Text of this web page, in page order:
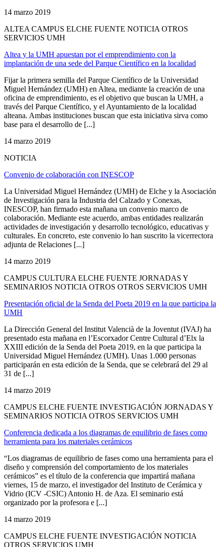
14 marzo 2019
ALTEA CAMPUS ELCHE FUENTE NOTICIA OTROS
SERVICIOS UMH
Altea y la UMH apuestan por el emprendimiento con la
implantación de una sede del Parque Científico en la localidad
Fijar la primera semilla del Parque Científico de la Universidad
Miguel Hernández (UMH) en Altea, mediante la creación de una
oficina de emprendimiento, es el objetivo que buscan la UMH, a
través del Parque Científico, y el Ayuntamiento de la localidad
alteana. Ambas instituciones buscan que esta iniciativa sirva como
base para el desarrollo de [...]
14 marzo 2019
NOTICIA
Convenio de colaboración con INESCOP
La Universidad Miguel Hernández (UMH) de Elche y la Asociación
de Investigación para la Industria del Calzado y Conexas,
INESCOP, han firmado esta mañana un convenio marco de
colaboración. Mediante este acuerdo, ambas entidades realizarán
actividades de investigación y desarrollo tecnológico, educativas y
culturales. En concreto, este convenio lo han suscrito la vicerrectora
adjunta de Relaciones [...]
14 marzo 2019
CAMPUS CULTURA ELCHE FUENTE JORNADAS Y
SEMINARIOS NOTICIA OTROS OTROS SERVICIOS UMH
Presentación oficial de la Senda del Poeta 2019 en la que participa la
UMH
La Dirección General del Institut Valencià de la Joventut (IVAJ) ha
presentado esta mañana en l’Escorxador Centre Cultural d’Elx la
XXIII edición de la Senda del Poeta 2019, en la que participa la
Universidad Miguel Hernández (UMH). Unas 1.000 personas
participarán en esta edición de la Senda, que se celebrará del 29 al
31 de [...]
14 marzo 2019
CAMPUS ELCHE FUENTE INVESTIGACIÓN JORNADAS Y
SEMINARIOS NOTICIA OTROS SERVICIOS UMH
Conferencia dedicada a los diagramas de equilibrio de fases como
herramienta para los materiales cerámicos
“Los diagramas de equilibrio de fases como una herramienta para el
diseño y comprensión del comportamiento de los materiales
cerámicos” es el título de la conferencia que impartirá mañana
viernes, 15 de marzo, el investigador del Instituto de Cerámica y
Vidrio (ICV -CSIC) Antonio H. de Aza. El seminario está
organizado por la profesora e [...]
14 marzo 2019
CAMPUS ELCHE FUENTE INVESTIGACIÓN NOTICIA
OTROS SERVICIOS UMH